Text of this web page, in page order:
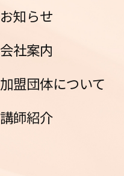
お知らせ
会社案内
加盟団体について
講師紹介